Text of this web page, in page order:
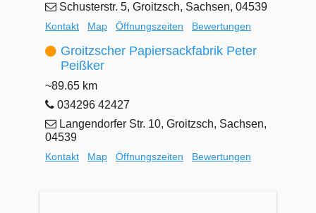
Schusterstr. 5, Groitzsch, Sachsen, 04539
Kontakt Map Öffnungszeiten Bewertungen
Groitzscher Papiersackfabrik Peter
Peißker
~89.65 km
034296 42427
Langendorfer Str. 10, Groitzsch, Sachsen,
04539
Kontakt Map Öffnungszeiten Bewertungen